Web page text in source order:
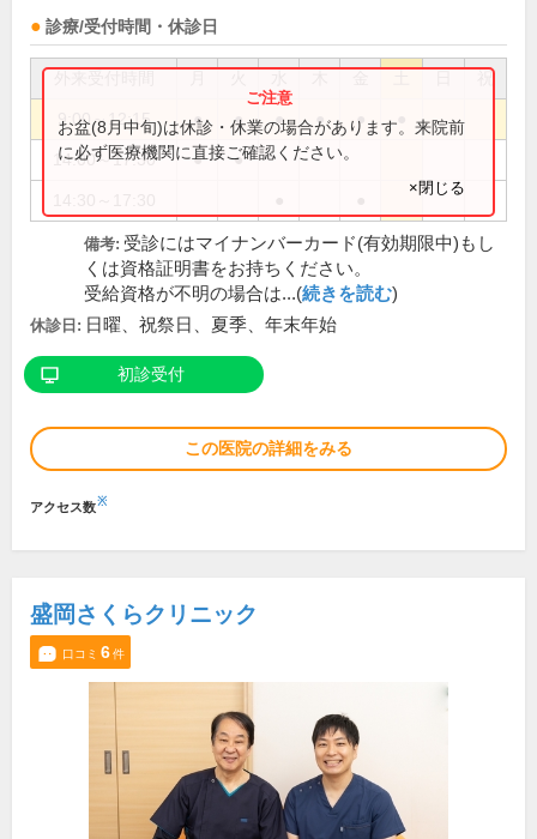
診療/受付時間・休診日
祝
9:00～12:15 ● ● ● ● ●
14:00～17:30 ● ●
お盆(8月中旬)は休診・休業の場合があります。来院前
に必ず医療機関に直接ご確認ください。
×閉じる
備考: 受診にはマイナンバーカード(有効期限中)もし
くは資格証明書をお持ちください。
受給資格が不明の場合は...(続きを読む)
休診日: 日曜、祝祭日、夏季、年末年始
初診受付
この医院の詳細をみる
アクセス数※
盛岡さくらクリニック
口コミ 6件